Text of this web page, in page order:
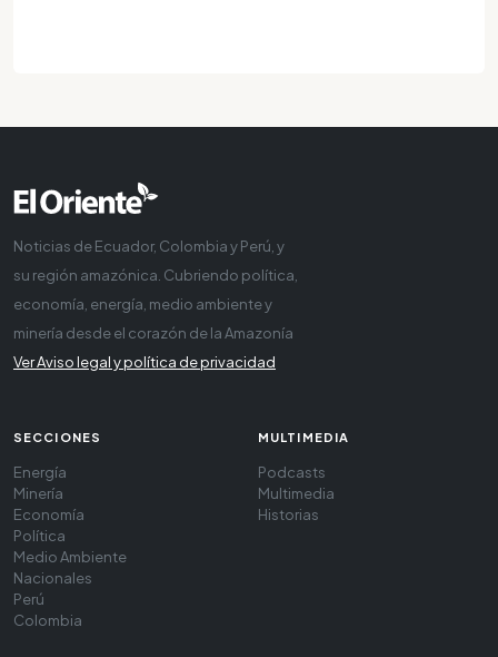
Noticias de Ecuador, Colombia y Perú, y
su región amazónica. Cubriendo política,
economía, energía, medio ambiente y
minería desde el corazón de la Amazonía
Ver Aviso legal y política de privacidad
SECCIONES
Energía
Minería
Economía
Política
Medio Ambiente
Nacionales
Perú
Colombia
MULTIMEDIA
Podcasts
Multimedia
Historias